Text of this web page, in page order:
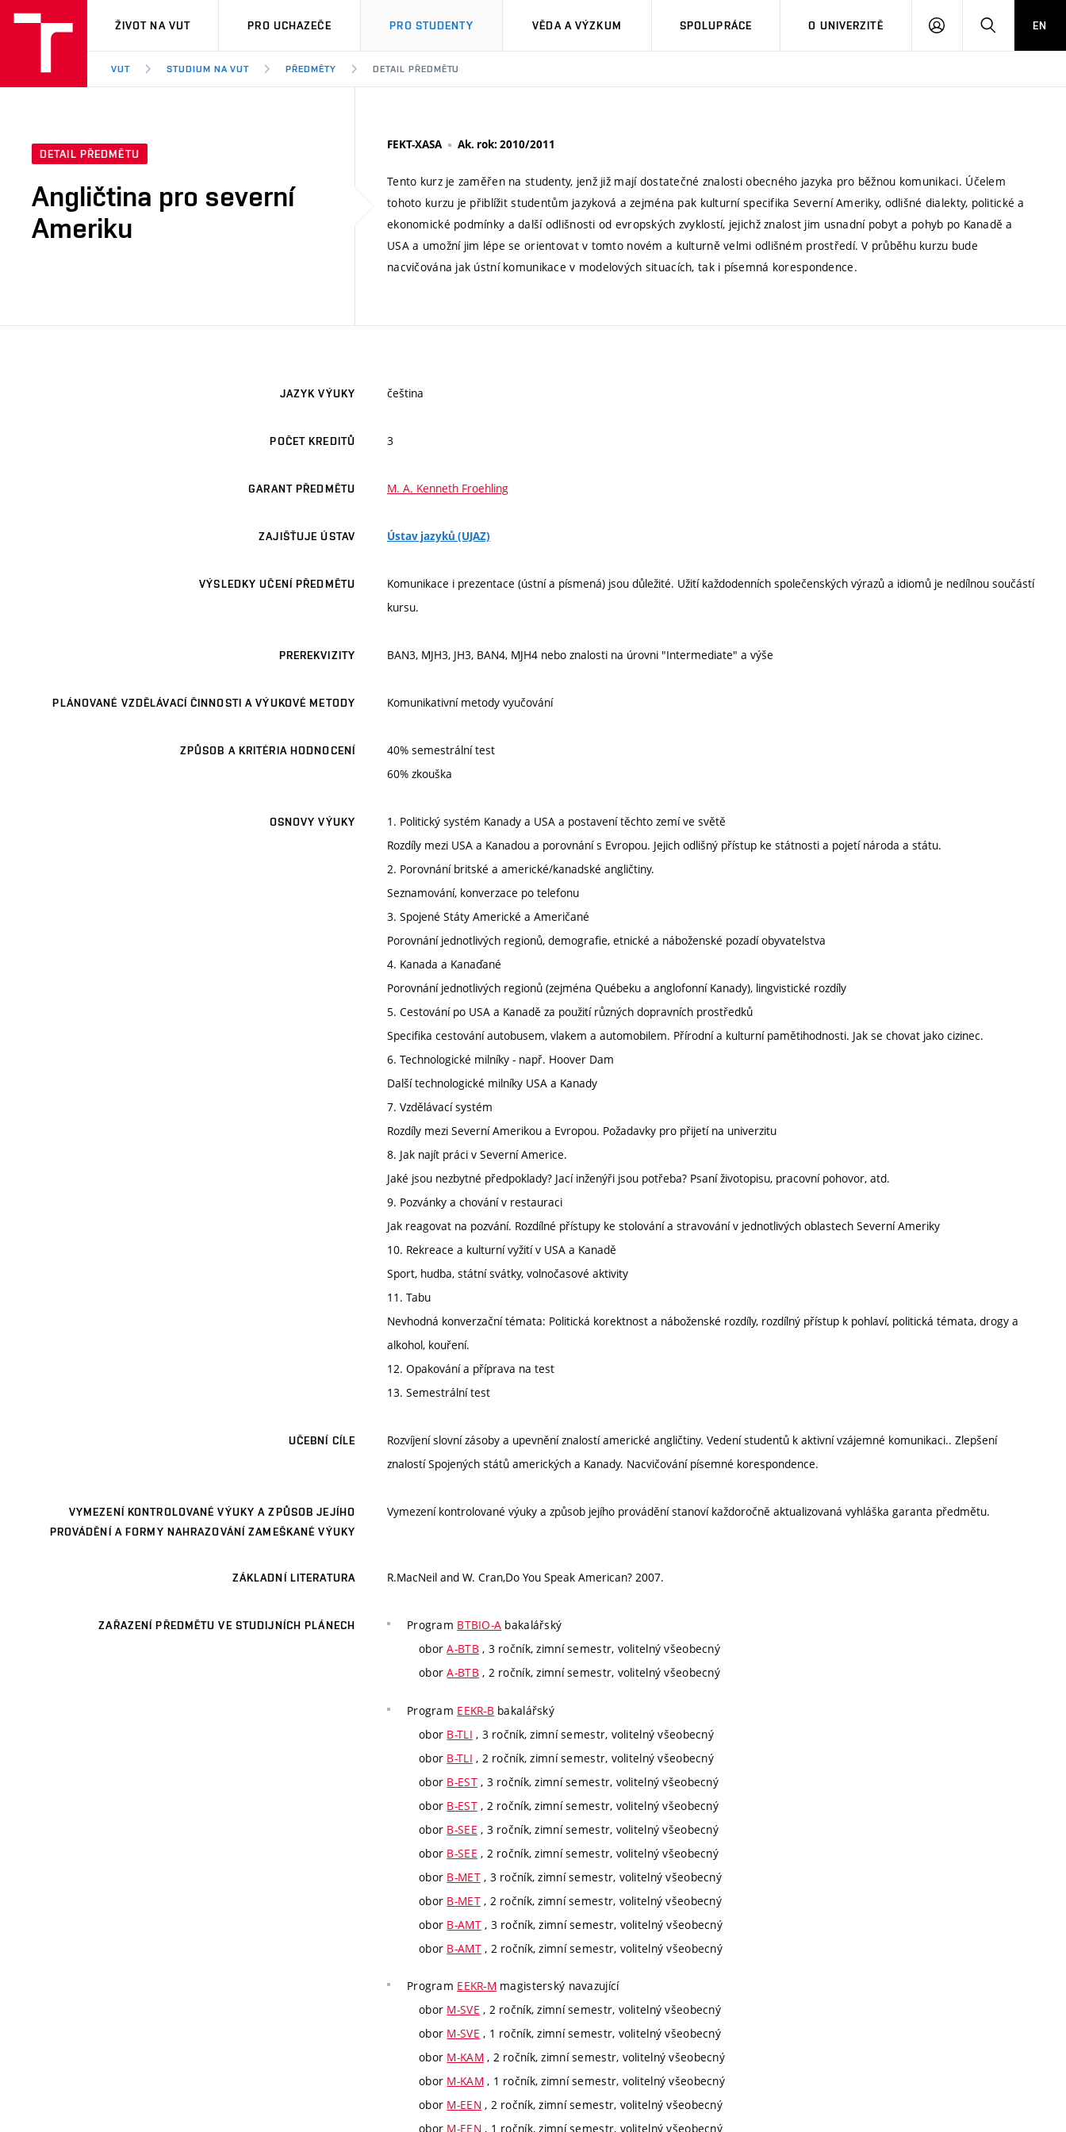
VUT
ŽIVOT NA VUT PRO UCHAZEČE PRO STUDENTY VĚDA A VÝZKUM SPOLUPRÁCE O UNIVERZITĚ
PŘIHLÁSIT HLEDATEN
VUT STUDIUM NA VUT PŘEDMĚTY DETAIL PŘEDMĚTU
DETAIL PŘEDMĚTU
Angličtina pro severní
Ameriku
FEKT-XASA Ak. rok: 2010/2011
Tento kurz je zaměřen na studenty, jenž již mají dostatečné znalosti obecného jazyka pro běžnou komunikaci. Účelem
tohoto kurzu je přiblížit studentům jazyková a zejména pak kulturní specifika Severní Ameriky, odlišné dialekty, politické a
ekonomické podmínky a další odlišnosti od evropských zvyklostí, jejichž znalost jim usnadní pobyt a pohyb po Kanadě a
USA a umožní jim lépe se orientovat v tomto novém a kulturně velmi odlišném prostředí. V průběhu kurzu bude
nacvičována jak ústní komunikace v modelových situacích, tak i písemná korespondence.
JAZYK VÝUKY čeština
POČET KREDITŮ 3
GARANT PŘEDMĚTU M. A. Kenneth Froehling
ZAJIŠŤUJE ÚSTAV Ústav jazyků (UJAZ)
VÝSLEDKY UČENÍ PŘEDMĚTU
Komunikace i prezentace (ústní a písmená) jsou důležité. Užití každodenních společenských výrazů a idiomů je nedílnou součástí
kursu.
PREREKVIZITY BAN3, MJH3, JH3, BAN4, MJH4 nebo znalosti na úrovni "Intermediate" a výše
PLÁNOVANÉ VZDĚLÁVACÍ ČINNOSTI A VÝUKOVÉ METODY Komunikativní metody vyučování
ZPŮSOB A KRITÉRIA HODNOCENÍ
40% semestrální test
60% zkouška
OSNOVY VÝUKY
1. Politický systém Kanady a USA a postavení těchto zemí ve světě
Rozdíly mezi USA a Kanadou a porovnání s Evropou. Jejich odlišný přístup ke státnosti a pojetí národa a státu.
2. Porovnání britské a americké/kanadské angličtiny.
Seznamování, konverzace po telefonu
3. Spojené Státy Americké a Američané
Porovnání jednotlivých regionů, demografie, etnické a náboženské pozadí obyvatelstva
4. Kanada a Kanaďané
Porovnání jednotlivých regionů (zejména Québeku a anglofonní Kanady), lingvistické rozdíly
5. Cestování po USA a Kanadě za použití různých dopravních prostředků
Specifika cestování autobusem, vlakem a automobilem. Přírodní a kulturní pamětihodnosti. Jak se chovat jako cizinec.
6. Technologické milníky - např. Hoover Dam
Další technologické milníky USA a Kanady
7. Vzdělávací systém
Rozdíly mezi Severní Amerikou a Evropou. Požadavky pro přijetí na univerzitu
8. Jak najít práci v Severní Americe.
Jaké jsou nezbytné předpoklady? Jací inženýři jsou potřeba? Psaní životopisu, pracovní pohovor, atd.
9. Pozvánky a chování v restauraci
Jak reagovat na pozvání. Rozdílné přístupy ke stolování a stravování v jednotlivých oblastech Severní Ameriky
10. Rekreace a kulturní vyžití v USA a Kanadě
Sport, hudba, státní svátky, volnočasové aktivity
11. Tabu
Nevhodná konverzační témata: Politická korektnost a náboženské rozdíly, rozdílný přístup k pohlaví, politická témata, drogy a
alkohol, kouření.
12. Opakování a příprava na test
13. Semestrální test
UČEBNÍ CÍLE
Rozvíjení slovní zásoby a upevnění znalostí americké angličtiny. Vedení studentů k aktivní vzájemné komunikaci.. Zlepšení
znalostí Spojených států amerických a Kanady. Nacvičování písemné korespondence.
VYMEZENÍ KONTROLOVANÉ VÝUKY A ZPŮSOB JEJÍHO
PROVÁDĚNÍ A FORMY NAHRAZOVÁNÍ ZAMEŠKANÉ VÝUKY
Vymezení kontrolované výuky a způsob jejího provádění stanoví každoročně aktualizovaná vyhláška garanta předmětu.
ZÁKLADNÍ LITERATURA R.MacNeil and W. Cran,Do You Speak American? 2007.
ZAŘAZENÍ PŘEDMĚTU VE STUDIJNÍCH PLÁNECH Program BTBIO-A bakalářský
oborA-BTB , 3 ročník, zimní semestr, volitelný všeobecný
oborA-BTB , 2 ročník, zimní semestr, volitelný všeobecný
Program EEKR-B bakalářský
obor B-TLI , 3 ročník, zimní semestr, volitelný všeobecný
obor B-TLI , 2 ročník, zimní semestr, volitelný všeobecný
obor B-EST, 3 ročník, zimní semestr, volitelný všeobecný
obor B-EST, 2 ročník, zimní semestr, volitelný všeobecný
obor B-SEE , 3 ročník, zimní semestr, volitelný všeobecný
obor B-SEE , 2 ročník, zimní semestr, volitelný všeobecný
obor B-MET, 3 ročník, zimní semestr, volitelný všeobecný
obor B-MET, 2 ročník, zimní semestr, volitelný všeobecný
obor B-AMT, 3 ročník, zimní semestr, volitelný všeobecný
obor B-AMT, 2 ročník, zimní semestr, volitelný všeobecný
Program EEKR-M magisterský navazující
obor M-SVE , 2 ročník, zimní semestr, volitelný všeobecný
obor M-SVE , 1 ročník, zimní semestr, volitelný všeobecný
obor M-KAM , 2 ročník, zimní semestr, volitelný všeobecný
obor M-KAM , 1 ročník, zimní semestr, volitelný všeobecný
obor M-EEN , 2 ročník, zimní semestr, volitelný všeobecný
obor M-EEN , 1 ročník, zimní semestr, volitelný všeobecný